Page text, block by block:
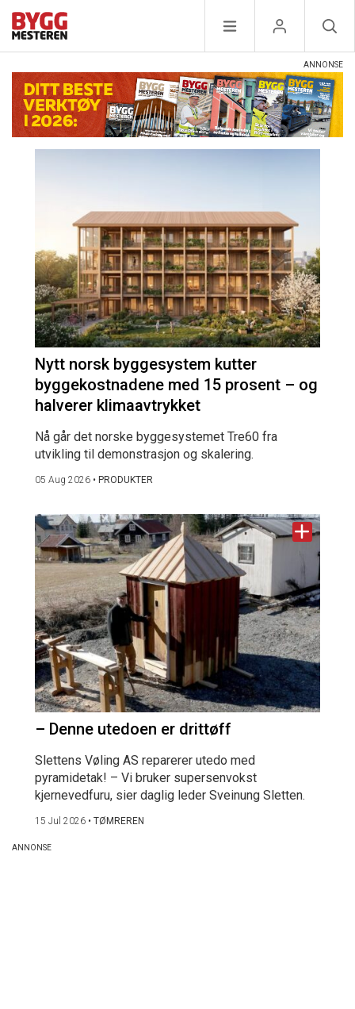
Nytt norsk byggesystem kutter
byggekostnadene med 15 prosent – og
halverer klimaavtrykket
Nå går det norske byggesystemet Tre60 fra
utvikling til demonstrasjon og skalering.
05 Aug 2026 • PRODUKTER
– Denne utedoen er drittøff
Slettens Vøling AS reparerer utedo med
pyramidetak! – Vi bruker supersenvokst
kjernevedfuru, sier daglig leder Sveinung Sletten.
15 Jul 2026 • TØMREREN